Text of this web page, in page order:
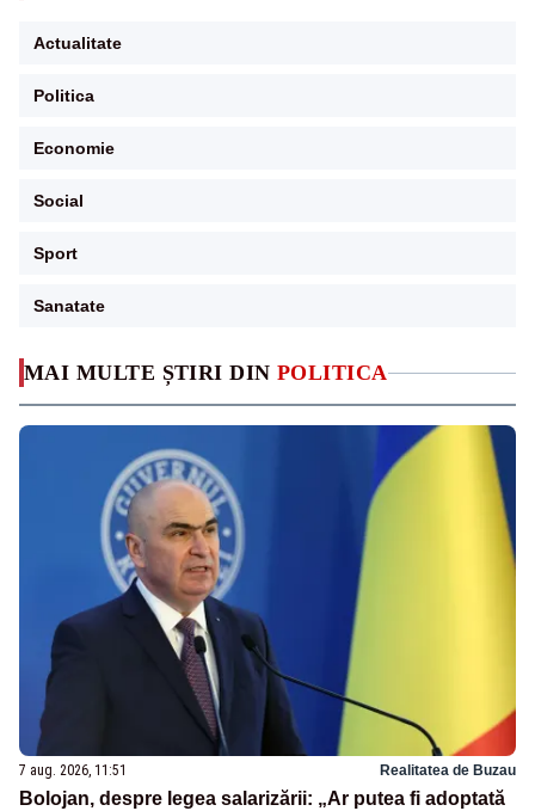
MAI MULTE ȘTIRI DIN POLITICA
7 aug. 2026, 11:51 Realitatea de Buzau
Bolojan, despre legea salarizării: „Ar putea fi adoptată
Actualitate
Politica
Economie
Social
Sport
Sanatate